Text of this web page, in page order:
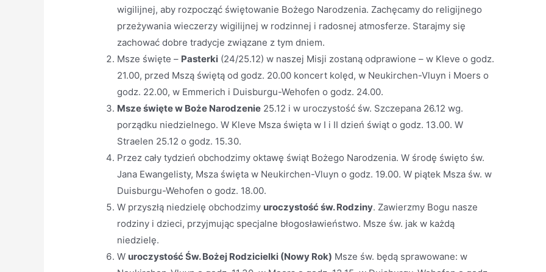
wigilijnej, aby rozpocząć świętowanie Bożego Narodzenia. Zachęcamy do religijnego
przeżywania wieczerzy wigilijnej w rodzinnej i radosnej atmosferze. Starajmy się
zachować dobre tradycje związane z tym dniem.
Msze święte – Pasterki (24/25.12) w naszej Misji zostaną odprawione – w Kleve o godz.
21.00, przed Mszą świętą od godz. 20.00 koncert kolęd, w Neukirchen-Vluyn i Moers o
godz. 22.00, w Emmerich i Duisburgu-Wehofen o godz. 24.00.
Msze święte w Boże Narodzenie 25.12 i w uroczystość św. Szczepana 26.12 wg.
porządku niedzielnego. W Kleve Msza święta w I i II dzień świąt o godz. 13.00. W
Straelen 25.12 o godz. 15.30.
Przez cały tydzień obchodzimy oktawę świąt Bożego Narodzenia. W środę święto św.
Jana Ewangelisty, Msza święta w Neukirchen-Vluyn o godz. 19.00. W piątek Msza św. w
Duisburgu-Wehofen o godz. 18.00.
W przyszłą niedzielę obchodzimy uroczystość św. Rodziny. Zawierzmy Bogu nasze
rodziny i dzieci, przyjmując specjalne błogosławieństwo. Msze św. jak w każdą
niedzielę.
W uroczystość Św. Bożej Rodzicielki (Nowy Rok) Msze św. będą sprawowane: w